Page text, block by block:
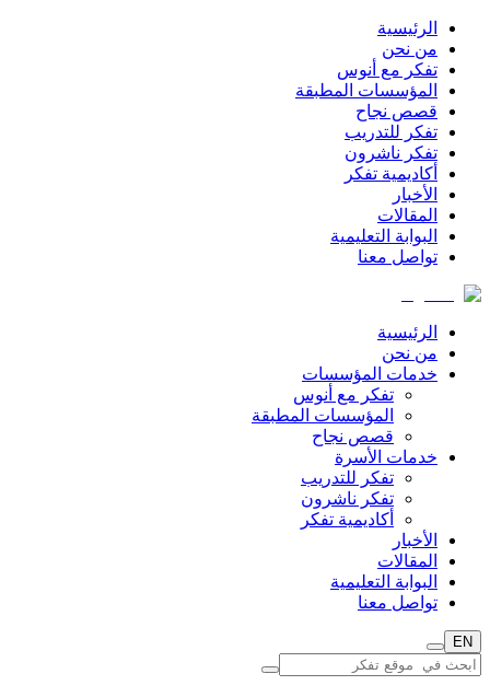
الرئيسية
من نحن
تفكر مع أنوس
المؤسسات المطبقة
قصص نجاح
تفكر للتدريب
تفكر ناشرون
أكاديمية تفكر
الأخبار
المقالات
البوابة التعليمية
تواصل معنا
الرئيسية
من نحن
خدمات المؤسسات
تفكر مع أنوس
المؤسسات المطبقة
قصص نجاح
خدمات الأسرة
تفكر للتدريب
تفكر ناشرون
أكاديمية تفكر
الأخبار
المقالات
البوابة التعليمية
تواصل معنا
EN